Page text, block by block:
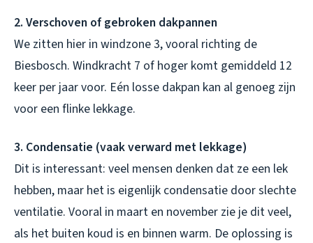
2. Verschoven of gebroken dakpannen
We zitten hier in windzone 3, vooral richting de
Biesbosch. Windkracht 7 of hoger komt gemiddeld 12
keer per jaar voor. Eén losse dakpan kan al genoeg zijn
voor een flinke lekkage.
3. Condensatie (vaak verward met lekkage)
Dit is interessant: veel mensen denken dat ze een lek
hebben, maar het is eigenlijk condensatie door slechte
ventilatie. Vooral in maart en november zie je dit veel,
als het buiten koud is en binnen warm. De oplossing is